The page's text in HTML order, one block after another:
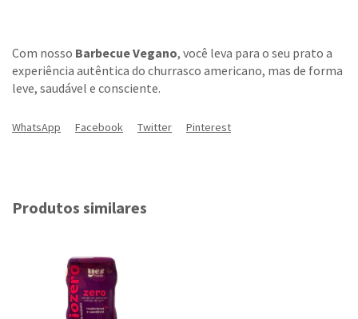
Com nosso Barbecue Vegano, você leva para o seu prato a
experiência autêntica do churrasco americano, mas de forma
leve, saudável e consciente.
WhatsApp Facebook Twitter Pinterest
Produtos similares